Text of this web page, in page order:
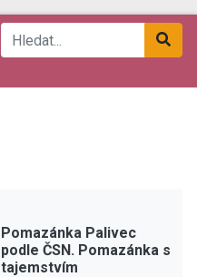
Pomazánka Palivec
podle ČSN. Pomazánka s
tajemstvím